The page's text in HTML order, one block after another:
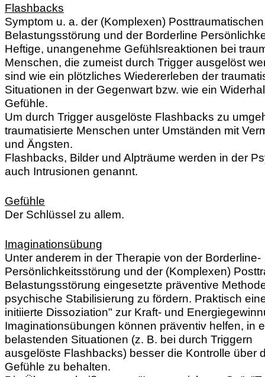
Flashbacks
Symptom u. a. der (Komplexen) Posttraumatischen
Belastungsstörung und der Borderline
Heftige, unangenehme Gefühlsreaktionen bei
Menschen, die zumeist durch Trigger ausgelöst
sind wie ein plötzliches Wiedererleben der
Situationen in der Gegenwart bzw. wie ein
Gefühle.
Um durch Trigger ausgelöste Flashbacks zu
traumatisierte Menschen unter Umständen mit
und Ängsten.
Flashbacks, Bilder und Alpträume werden in der
auch Intrusionen genannt.
Gefühle
Der Schlüssel zu allem.
Imaginationsübung
Unter anderem in der Therapie von der Borderline-
Persönlichkeitsstörung und der (Komplexen)
Belastungsstörung eingesetzte präventive
psychische Stabilisierung zu fördern. Praktisch
initiierte Dissoziation" zur Kraft- und
Imaginationsübungen können präventiv helfen, in
belastenden Situationen (z. B. bei durch Triggern
ausgelöste Flashbacks) besser die Kontrolle über
Gefühle zu behalten.